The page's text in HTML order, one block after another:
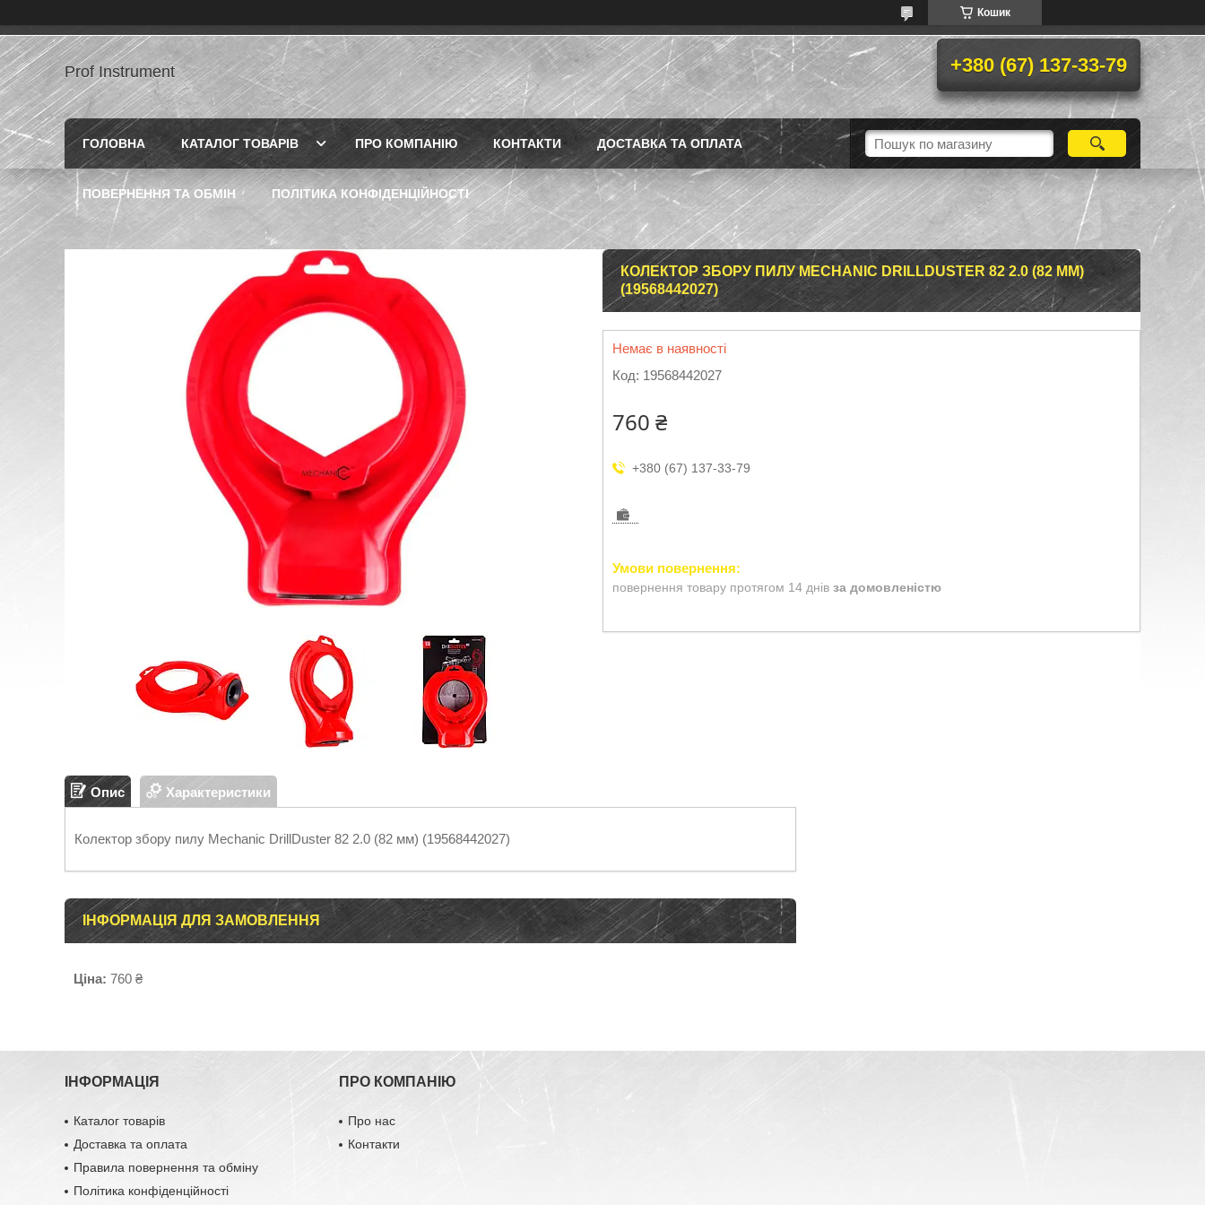
Кошик
Prof Instrument +380 (67) 137-33-79
ГОЛОВНА КАТАЛОГ ТОВАРІВ ПРО КОМПАНІЮ КОНТАКТИ ДОСТАВКА ТА ОПЛАТА
ПОВЕРНЕННЯ ТА ОБМІН ПОЛІТИКА КОНФІДЕНЦІЙНОСТІ
КОЛЕКТОР ЗБОРУ ПИЛУ MECHANIC DRILLDUSTER 82 2.0 (82 ММ)
(19568442027)
Немає в наявності
Код: 19568442027
760 ₴
+380 (67) 137-33-79
повернення товару протягом 14 днів за домовленістю
Опис Характеристики
Колектор збору пилу Mechanic DrillDuster 82 2.0 (82 мм) (19568442027)
ІНФОРМАЦІЯ ДЛЯ ЗАМОВЛЕННЯ
Ціна: 760 ₴
ІНФОРМАЦІЯ
Каталог товарів
Доставка та оплата
Правила повернення та обміну
Політика конфіденційності
ПРО КОМПАНІЮ
Про нас
Контакти